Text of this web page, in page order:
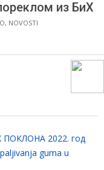
из БиХ
, NOVOSTI
2022. год
guma u